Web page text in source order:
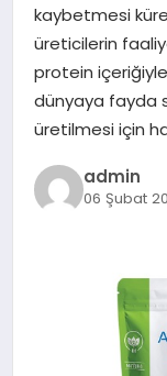
kaybetmesi
üreticilerin
protein içeriğiyle
dünyaya fayda
üretilmesi için
admin
06 Şubat